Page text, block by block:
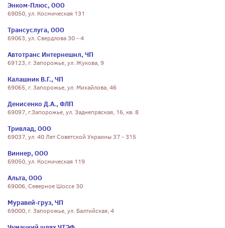
Энком-Плюс, ООО
69050, ул. Космическая 131
Трансуслуга, ООО
69063, ул. Свердлова 30 - 4
Автотранс Интернешнл, ЧП
69123, г. Запорожье, ул. Жукова, 9
Калашник В.Г., ЧП
69065, г. Запорожье, ул. Михайлова, 46
Денисенко Д.А., ФЛП
69097, г.Запорожье, ул. Заднепрвская, 16, кв. 8
Тривлад, ООО
69037, ул. 40 Лет Советской Украины 37 - 315
Виннер, ООО
69050, ул. Космическая 119
Альта, ООО
69006, Северное Шоссе 30
Муравей-груз, ЧП
69000, г. Запорожье, ул. Балтийская, 4